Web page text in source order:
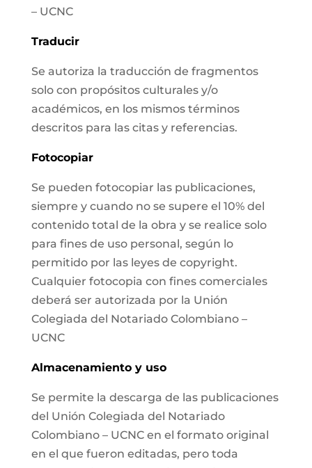
– UCNC
Traducir
Se autoriza la traducción de fragmentos
solo con propósitos culturales y/o
académicos, en los mismos términos
descritos para las citas y referencias.
Fotocopiar
Se pueden fotocopiar las publicaciones,
siempre y cuando no se supere el 10% del
contenido total de la obra y se realice solo
para fines de uso personal, según lo
permitido por las leyes de copyright.
Cualquier fotocopia con fines comerciales
deberá ser autorizada por la Unión
Colegiada del Notariado Colombiano –
UCNC
Almacenamiento y uso
Se permite la descarga de las publicaciones
del Unión Colegiada del Notariado
Colombiano – UCNC en el formato original
en el que fueron editadas, pero toda